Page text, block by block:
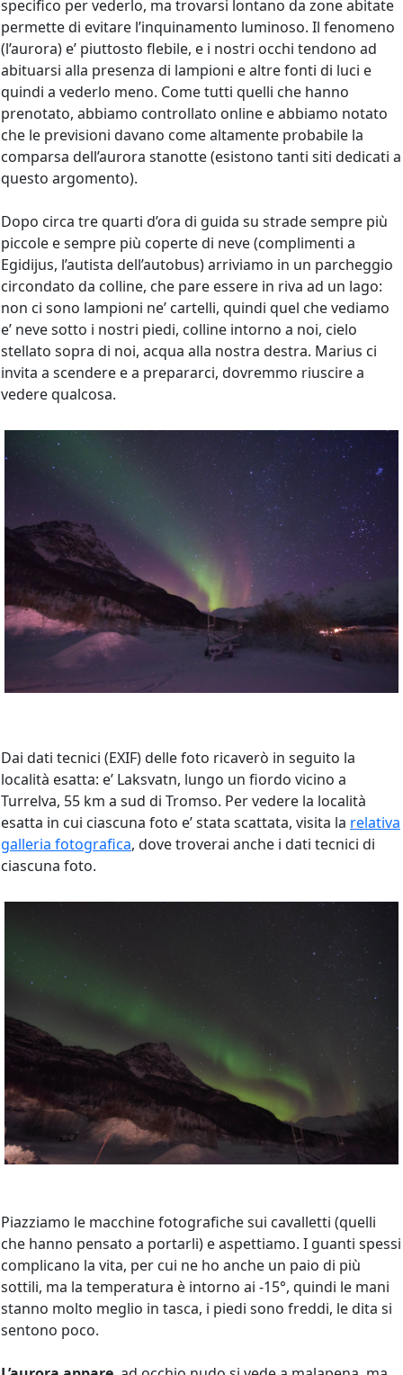
specifico per vederlo, ma trovarsi lontano da zone abitate
permette di evitare l’inquinamento luminoso. Il fenomeno
(l’aurora) e’ piuttosto flebile, e i nostri occhi tendono ad
abituarsi alla presenza di lampioni e altre fonti di luci e
quindi a vederlo meno. Come tutti quelli che hanno
prenotato, abbiamo controllato online e abbiamo notato
che le previsioni davano come altamente probabile la
comparsa dell’aurora stanotte (esistono tanti siti dedicati a
questo argomento).
Dopo circa tre quarti d’ora di guida su strade sempre più
piccole e sempre più coperte di neve (complimenti a
Egidijus, l’autista dell’autobus) arriviamo in un parcheggio
circondato da colline, che pare essere in riva ad un lago:
non ci sono lampioni ne’ cartelli, quindi quel che vediamo
e’ neve sotto i nostri piedi, colline intorno a noi, cielo
stellato sopra di noi, acqua alla nostra destra. Marius ci
invita a scendere e a prepararci, dovremmo riuscire a
vedere qualcosa.
Dai dati tecnici (EXIF) delle foto ricaverò in seguito la
località esatta: e’ Laksvatn, lungo un fiordo vicino a
Turrelva, 55 km a sud di Tromso. Per vedere la località
esatta in cui ciascuna foto e’ stata scattata, visita la relativa
galleria fotografica, dove troverai anche i dati tecnici di
ciascuna foto.
Piazziamo le macchine fotografiche sui cavalletti (quelli
che hanno pensato a portarli) e aspettiamo. I guanti spessi
complicano la vita, per cui ne ho anche un paio di più
sottili, ma la temperatura è intorno ai -15°, quindi le mani
stanno molto meglio in tasca, i piedi sono freddi, le dita si
sentono poco.